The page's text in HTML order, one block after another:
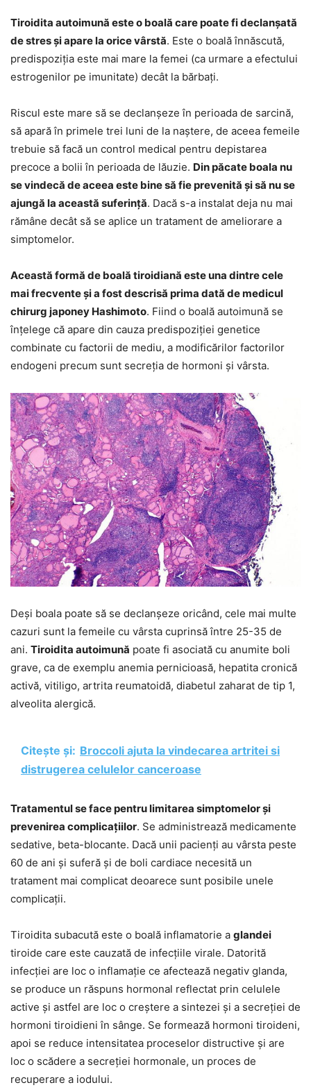
Tiroidita autoimună este o boală care poate fi declanşată
de stres şi apare la orice vârstă. Este o boală înnăscută,
predispoziţia este mai mare la femei (ca urmare a efectului
estrogenilor pe imunitate) decât la bărbaţi.
Riscul este mare să se declanşeze în perioada de sarcină,
să apară în primele trei luni de la naştere, de aceea femeile
trebuie să facă un control medical pentru depistarea
precoce a bolii în perioada de lăuzie. Din păcate boala nu
se vindecă de aceea este bine să fie prevenită şi să nu se
ajungă la această suferinţă. Dacă s-a instalat deja nu mai
rămâne decât să se aplice un tratament de ameliorare a
simptomelor.
Această formă de boală tiroidiană este una dintre cele
mai frecvente şi a fost descrisă prima dată de medicul
chirurg japoney Hashimoto. Fiind o boală autoimună se
înţelege că apare din cauza predispoziţiei genetice
combinate cu factorii de mediu, a modificărilor factorilor
endogeni precum sunt secreţia de hormoni şi vârsta.
Deşi boala poate să se declanşeze oricând, cele mai multe
cazuri sunt la femeile cu vârsta cuprinsă între 25-35 de
ani. Tiroidita autoimună poate fi asociată cu anumite boli
grave, ca de exemplu anemia pernicioasă, hepatita cronică
activă, vitiligo, artrita reumatoidă, diabetul zaharat de tip 1,
alveolita alergică.
Citește și: Broccoli ajuta la vindecarea artritei si
distrugerea celulelor canceroase
Tratamentul se face pentru limitarea simptomelor şi
prevenirea complicaţiilor. Se administrează medicamente
sedative, beta-blocante. Dacă unii pacienţi au vârsta peste
60 de ani şi suferă şi de boli cardiace necesită un
tratament mai complicat deoarece sunt posibile unele
complicaţii.
Tiroidita subacută este o boală inflamatorie a glandei
tiroide care este cauzată de infecţiile virale. Datorită
infecţiei are loc o inflamaţie ce afectează negativ glanda,
se produce un răspuns hormonal reflectat prin celulele
active şi astfel are loc o creştere a sintezei şi a secreţiei de
hormoni tiroidieni în sânge. Se formează hormoni tiroideni,
apoi se reduce intensitatea proceselor distructive şi are
loc o scădere a secreţiei hormonale, un proces de
recuperare a iodului.